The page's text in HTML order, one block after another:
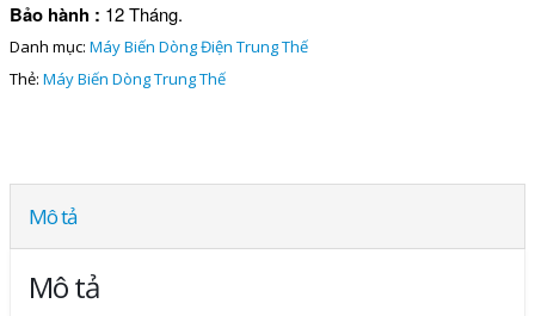
Bảo hành : 12 Tháng.
Danh mục: Máy Biến Dòng Điện Trung Thế
Thẻ: Máy Biến Dòng Trung Thế
Mô tả
Mô tả